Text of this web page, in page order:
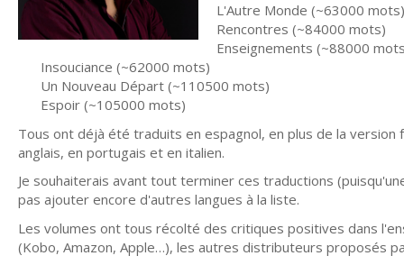
L'Autre Monde (~63000 mots)
Rencontres (~84000 mots)
Enseignements (~88000
Insouciance (~62000 mots)
Un Nouveau Départ (~110500 mots)
Espoir (~105000 mots)
Tous ont déjà été traduits en espagnol, en plus de la
anglais, en portugais et en italien.
Je souhaiterais avant tout terminer ces traductions
pas ajouter encore d'autres langues à la liste.
Les volumes ont tous récolté des critiques positives dans
(Kobo, Amazon, Apple…), les autres distributeurs proposés